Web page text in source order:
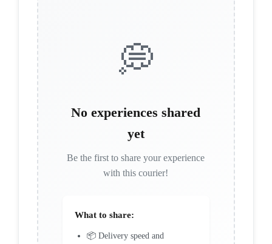
💭
No experiences shared
yet
Be the first to share your experience
with this courier!
What to share:
📦 Delivery speed and